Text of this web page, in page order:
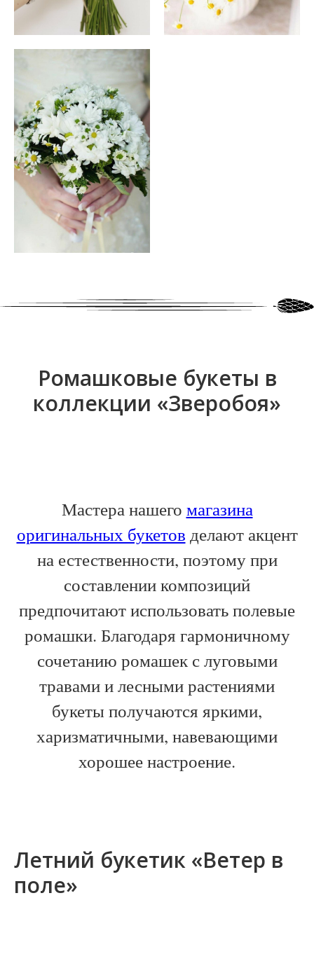
Ромашковые букеты в
коллекции «Зверобоя»
Мастера нашего магазина
оригинальных букетов делают акцент
на естественности, поэтому при
составлении композиций
предпочитают использовать полевые
ромашки. Благодаря гармоничному
сочетанию ромашек с луговыми
травами и лесными растениями
букеты получаются яркими,
харизматичными, навевающими
хорошее настроение.
Летний букетик «Ветер в
поле»